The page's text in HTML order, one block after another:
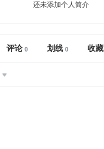
还未添加个人简介
评论 划线 收藏
